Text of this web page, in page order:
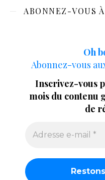
ABONNEZ-VOUS
Oh
Abonnez-vous
Inscrivez-vous
mois du contenu
de